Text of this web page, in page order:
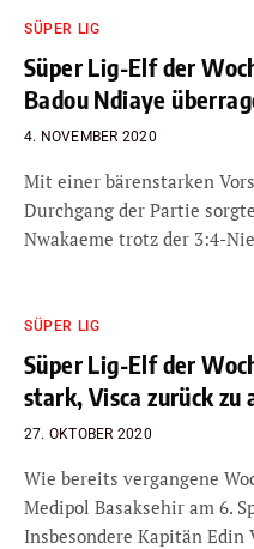
SÜPER LIG
Süper Lig-Elf der
Badou Ndiaye
4. NOVEMBER 2020
Mit einer bärenstarken
Durchgang der Partie
Nwakaeme trotz der 3:4-
SÜPER LIG
Süper Lig-Elf der
stark, Visca zurück zu
27. OKTOBER 2020
Wie bereits vergangene
Medipol Basaksehir am 6.
Insbesondere Kapitän Edin